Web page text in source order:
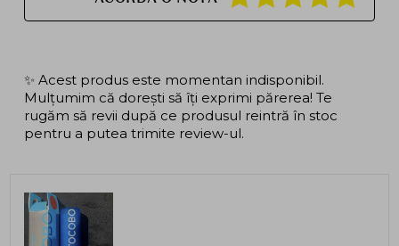
✨ Acest produs este momentan indisponibil.
Mulțumim că dorești să îți exprimi părerea! Te
rugăm să revii după ce produsul reintră în stoc
pentru a putea trimite review-ul.